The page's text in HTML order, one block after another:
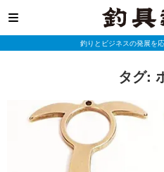
釣りとビジネスの発展を
タグ: